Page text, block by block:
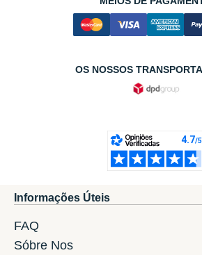
OS NOSSOS
Informações Úteis
FAQ
Sóbre Nos